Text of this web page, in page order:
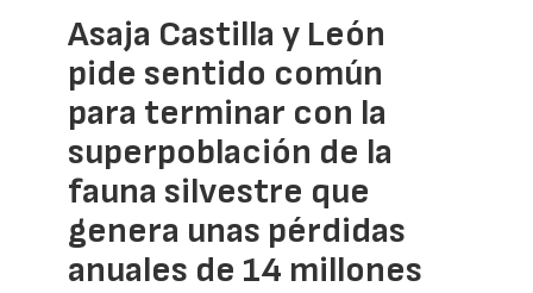
Asaja Castilla y León
pide sentido común
para terminar con la
superpoblación de la
fauna silvestre que
genera unas pérdidas
anuales de 14 millones